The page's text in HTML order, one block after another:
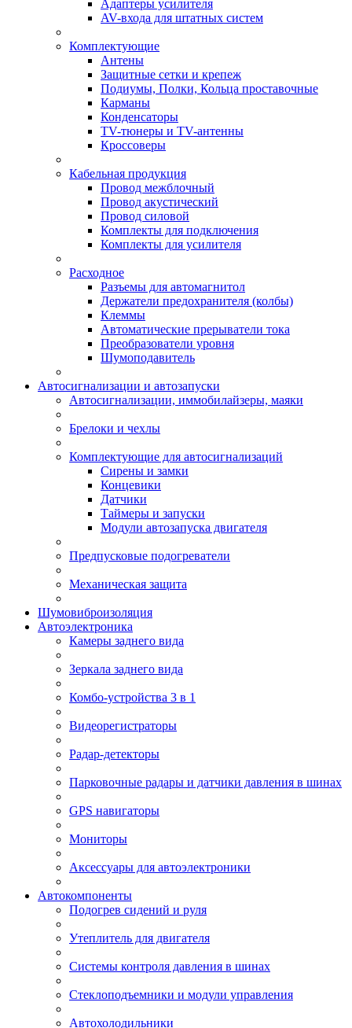
Адаптеры усилителя
AV-входа для штатных систем
Комплектующие
Антены
Защитные сетки и крепеж
Подиумы, Полки, Кольца проставочные
Карманы
Конденсаторы
TV-тюнеры и TV-антенны
Кроссоверы
Кабельная продукция
Провод межблочный
Провод акустический
Провод силовой
Комплекты для подключения
Комплекты для усилителя
Расходное
Разъемы для автомагнитол
Держатели предохранителя (колбы)
Клеммы
Автоматические прерыватели тока
Преобразователи уровня
Шумоподавитель
Автосигнализации и автозапуски
Автосигнализации, иммобилайзеры, маяки
Брелоки и чехлы
Комплектующие для автосигнализаций
Сирены и замки
Концевики
Датчики
Таймеры и запуски
Модули автозапуска двигателя
Предпусковые подогреватели
Механическая защита
Шумовиброизоляция
Автоэлектроника
Камеры заднего вида
Зеркала заднего вида
Комбо-устройства 3 в 1
Видеорегистраторы
Радар-детекторы
Парковочные радары и датчики давления в шинах
GPS навигаторы
Мониторы
Аксессуары для автоэлектроники
Автокомпоненты
Подогрев сидений и руля
Утеплитель для двигателя
Системы контроля давления в шинах
Стеклоподъемники и модули управления
Автохолодильники